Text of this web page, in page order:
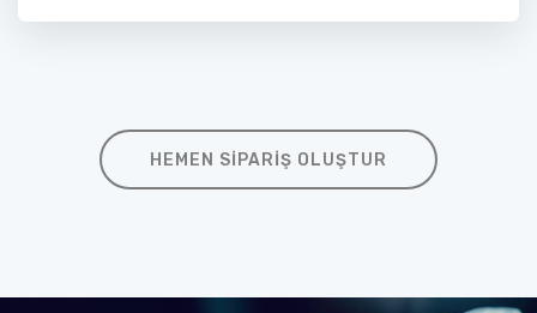
HEMEN SIPARIŞ OLUŞTUR